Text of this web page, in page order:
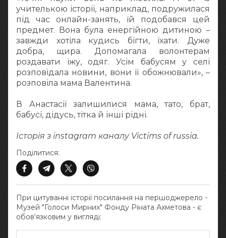
учителькою історії, наприклад, подружилася
під час онлайн-занять, їй подобався цей
предмет. Вона була енергійною дитиною –
завжди хотіла кудись бігти, їхати. Дуже
добра, щира. Допомагала волонтерам
роздавати їжу, одяг. Усім бабусям у селі
розповідала новини, вони її обожнювали», –
розповіла мама Валентина.
В Анастасії залишилися мама, тато, брат,
бабусі, дідусь, тітка й інші рідні.
Історія з instagram каналу Victims of russia.
При цитуванні історії посилання на першоджерело -
Музей "Голоси Мирних" Фонду Ріната Ахметова - є
обов‘язковим у вигляді:
Поділитися: